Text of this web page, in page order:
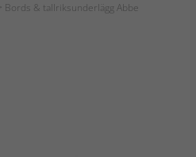
> Bords & tallriksunderlägg Abbe